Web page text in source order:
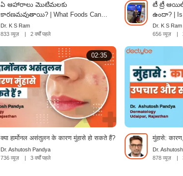
ఏ ఆహారాలు మొటిమలకు
కారణమవుతాయి? | What Foods Can
Cause Acne? | Telugu
Dr. K S Ram
833 व्यूज़
| 2 वर्षों पहले
టీ ట్రీ
ఉందా? | Is
Acne? |
Dr. K S Ram
656 व्यूज़
|
02:35
क्या हार्मोनल असंतुलन के कारण मुंहासे हो सकते हैं?
Dr. Ashutosh Pandya
736 व्यूज़
| 3 वर्षों पहले
मुंहासे:
Dr.
878 व्यूज़
|